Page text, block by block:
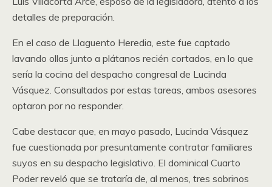
detalles de preparación.
En el caso de Llaguento Heredia, este fue captado
lavando ollas junto a plátanos recién cortados, en lo que
sería la cocina del despacho congresal de Lucinda
Vásquez. Consultados por estas tareas, ambos asesores
optaron por no responder.
Cabe destacar que, en mayo pasado, Lucinda Vásquez
fue cuestionada por presuntamente contratar familiares
suyos en su despacho legislativo. El dominical Cuarto
Poder reveló que se trataría de, al menos, tres sobrinos